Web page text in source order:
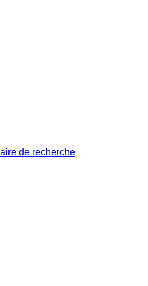
de recherche